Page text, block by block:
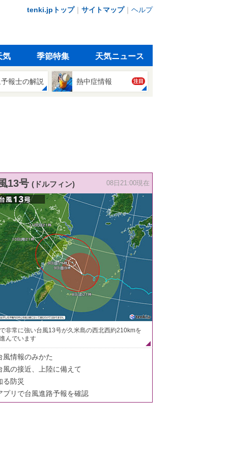
tenki.jpトップ｜ サイトマップ｜ ヘルプ
気 季節特集 天気ニュース
報士の解説 熱中症情報 注目
13号 (ドルフィン) 08日21:00現在
非常に強い台風13号が久米島の西北西約210kmを
んでいます
風情報のみかた
風の接近、上陸に備えて
る防災
プリで台風進路予報を確認